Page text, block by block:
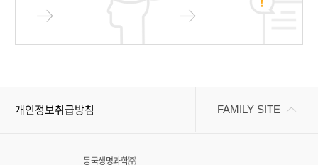
개인정보취급방침 FAMILY SITE
동국생명과학㈜